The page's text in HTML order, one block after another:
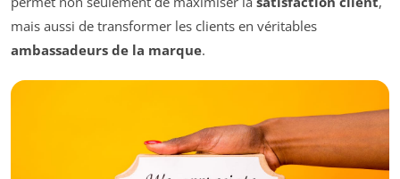
mais aussi de transformer les clients en véritables
ambassadeurs de la marque.